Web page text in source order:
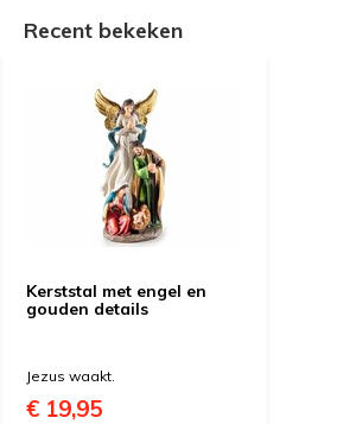
Recent bekeken
Kerststal met engel en
gouden details
Jezus waakt.
€ 19,95